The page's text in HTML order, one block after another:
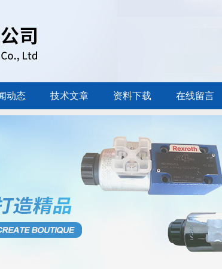
动态 技术文章 资料下载 在线留言